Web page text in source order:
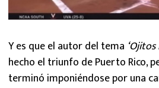
Y es que el autor del tema
hecho el triunfo de Puerto Rico,
terminó imponiéndose por una